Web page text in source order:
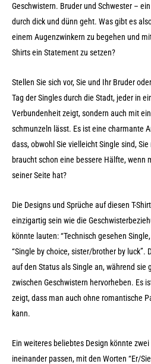
Geschwistern. Bruder und Schwester –
durch dick und dünn geht. Was gibt es
einem Augenzwinkern zu begehen und
Shirts ein Statement zu setzen?
Stellen Sie sich vor, Sie und Ihr Bruder
Tag der Singles durch die Stadt, jeder in
Verbundenheit zeigt, sondern auch mit
schmunzeln lässt. Es ist eine charmante
dass, obwohl Sie vielleicht Single sind,
braucht schon eine bessere Hälfte, wenn
seiner Seite hat?
Die Designs und Sprüche auf diesen T-
einzigartig sein wie die
könnte lauten: “Technisch gesehen
“Single by choice, sister/brother by luck”.
auf den Status als Single an, während
zwischen Geschwistern hervorheben. Es
zeigt, dass man auch ohne romantische
kann.
Ein weiteres beliebtes Design könnte
ineinander passen, mit den Worten “Er/